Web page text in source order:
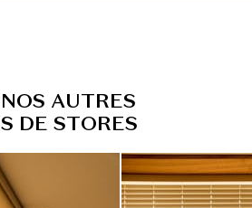
NOS AUTRES
S DE STORES